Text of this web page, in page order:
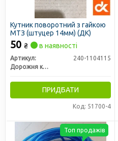
Кутник поворотний з гайкою
МТЗ (штуцер 14мм) (ДК)
50 ₴ в наявності
Артикул:
240-1104115
Дорожня карта
ПРИДБАТИ
Код: 51700-4
Топ продажів